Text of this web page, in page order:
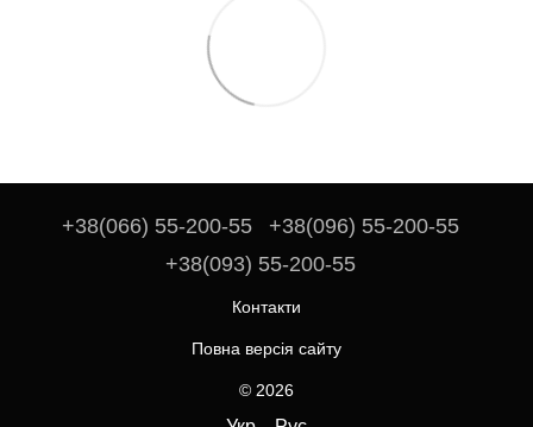
+38(066) 55-200-55
+38(096) 55-200-55
+38(093) 55-200-55
Контакти
Повна версія сайту
© 2026